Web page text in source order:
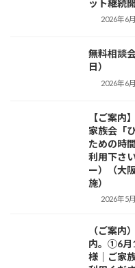
ット継続
2026年6
無料相談
日）
2026年6
【ご案内
家族会「
ための時
利用下さ
ー）（大
施）
2026年5
（ご案内
内。①6月
様｜ご家